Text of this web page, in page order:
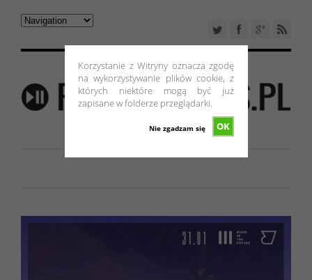
Korzystanie z Witryny oznacza zgodę
na wykorzystywanie plików cookie, z
których niektóre mogą być już
zapisane w folderze przeglądarki.
OK
Nie zgadzam się